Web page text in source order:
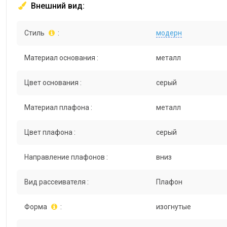
Внешний вид:
Стиль : модерн
Материал основания : металл
Цвет основания : серый
Материал плафона : металл
Цвет плафона : серый
Направление плафонов : вниз
Вид рассеивателя : Плафон
Форма : изогнутые